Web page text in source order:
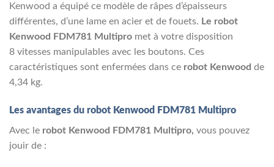
Kenwood a équipé ce modèle de râpes d’épaisseurs
différentes, d’une lame en acier et de fouets. Le robot
Kenwood FDM781 Multipro met à votre disposition
8 vitesses manipulables avec les boutons. Ces
caractéristiques sont enfermées dans ce robot Kenwood de
4,34 kg.
Les avantages du robot Kenwood FDM781 Multipro
Avec le robot Kenwood FDM781 Multipro, vous pouvez
jouir de :